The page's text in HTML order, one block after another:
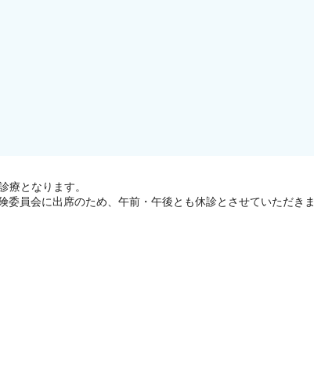
療となります。
委員会に出席のため、午前・午後とも休診とさせていただきま